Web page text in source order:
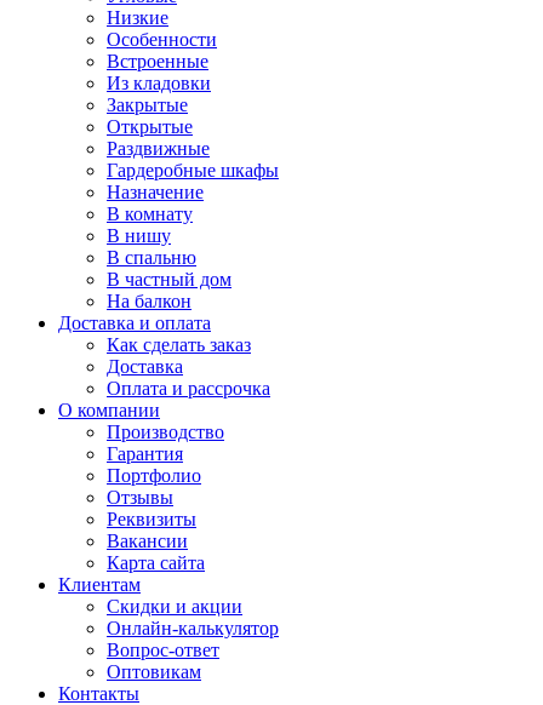
Низкие
Особенности
Встроенные
Из кладовки
Закрытые
Открытые
Раздвижные
Гардеробные шкафы
Назначение
В комнату
В нишу
В спальню
В частный дом
На балкон
Доставка и оплата
Как сделать заказ
Доставка
Оплата и рассрочка
О компании
Производство
Гарантия
Портфолио
Отзывы
Реквизиты
Вакансии
Карта сайта
Клиентам
Скидки и акции
Онлайн-калькулятор
Вопрос-ответ
Оптовикам
Контакты